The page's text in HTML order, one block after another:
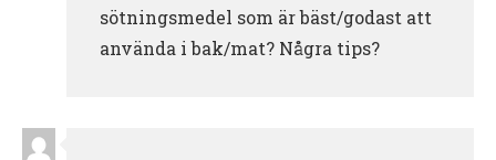
sötningsmedel som är bäst/godast att
använda i bak/mat? Några tips?